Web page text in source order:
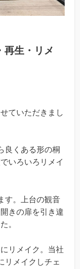
生・リメ
ていただきまし
良くある形の桐
いろいろリメイ
す。上台の観音
きの扉を引き違
。
リメイク。当社
リメイクしチェ